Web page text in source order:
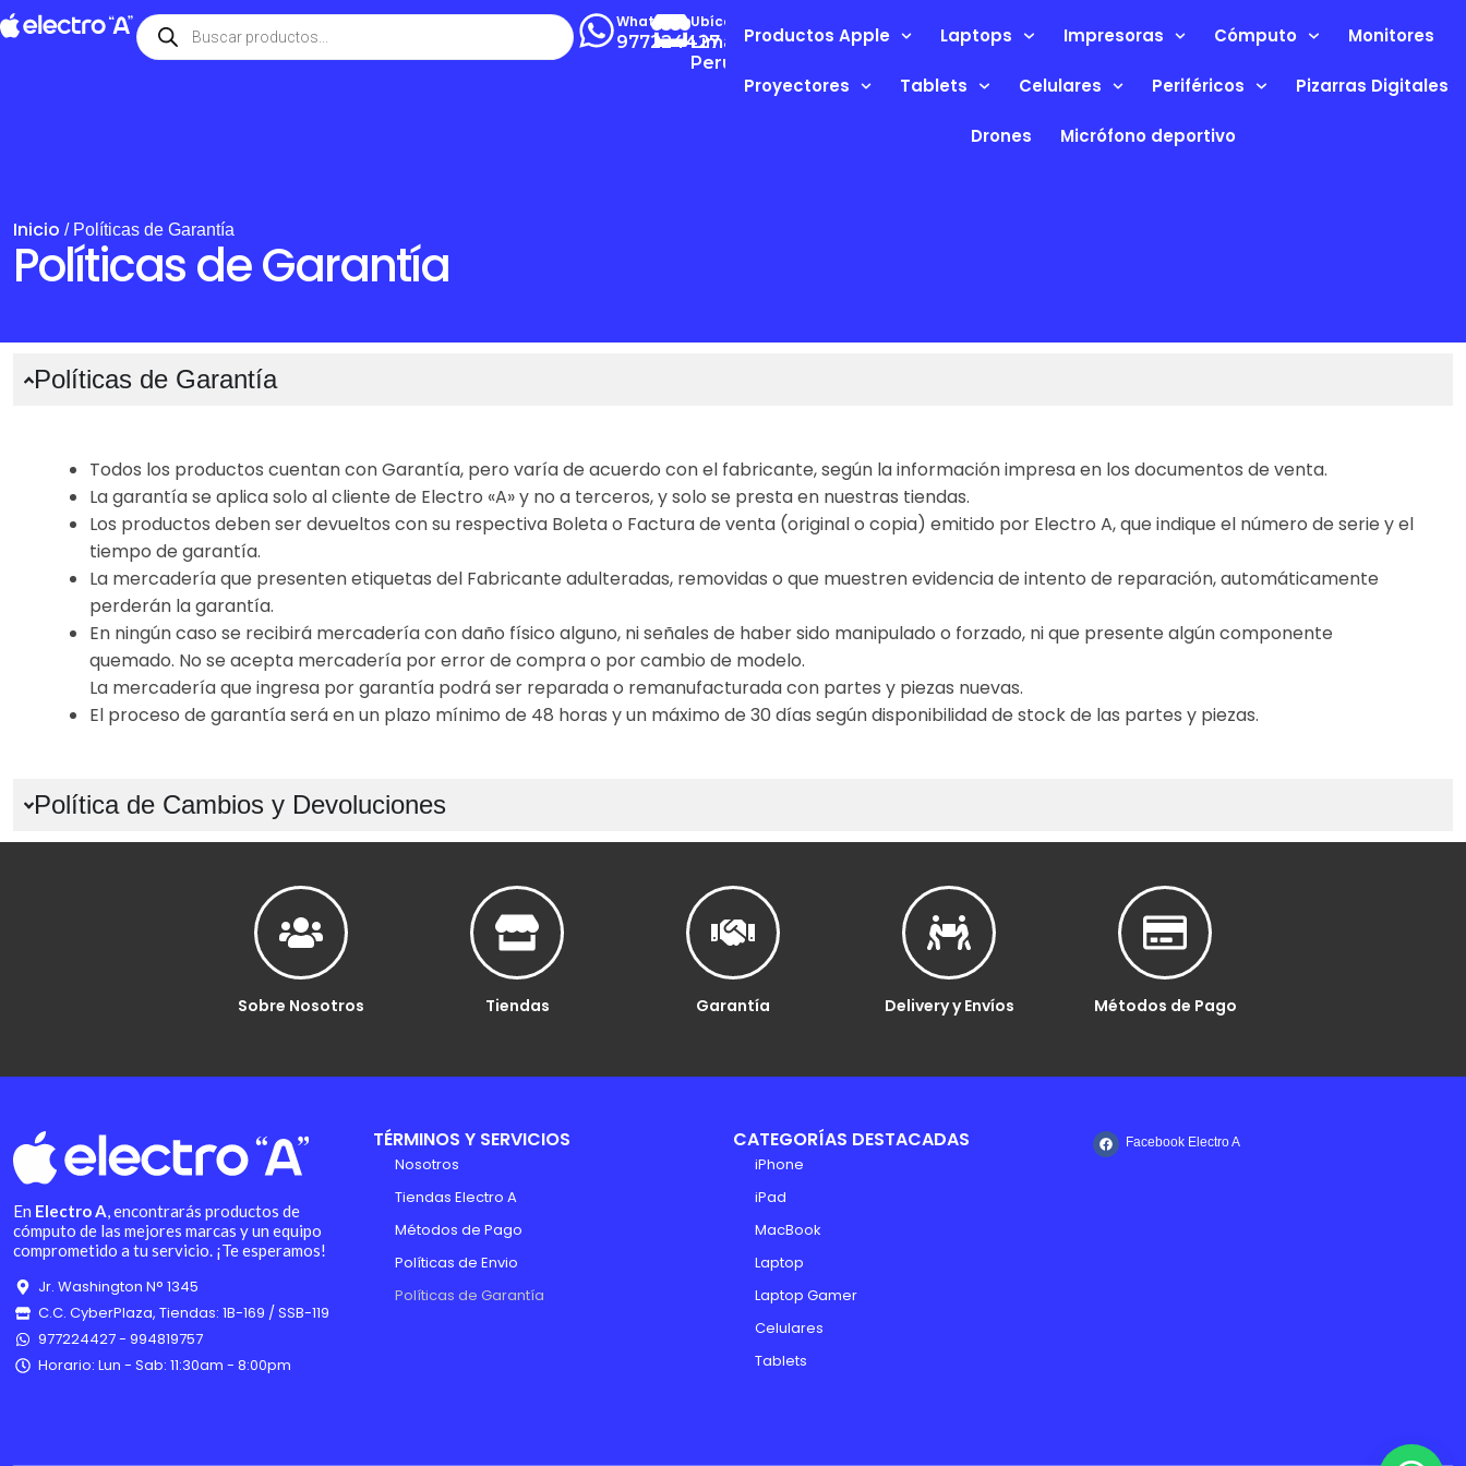
Whatsapp
977224427
Ubícanos
Lima-
Perú
Productos Apple Laptops Impresoras Cómputo Monitores
Proyectores Tablets Celulares Periféricos Pizarras Digitales
Drones Micrófono deportivo
Inicio / Políticas de Garantía
Políticas de Garantía
Políticas de Garantía
Todos los productos cuentan con Garantía, pero varía de acuerdo con el fabricante, según la información impresa en los documentos de venta.
La garantía se aplica solo al cliente de Electro «A» y no a terceros, y solo se presta en nuestras tiendas.
Los productos deben ser devueltos con su respectiva Boleta o Factura de venta (original o copia) emitido por Electro A, que indique el número de serie y el
tiempo de garantía.
La mercadería que presenten etiquetas del Fabricante adulteradas, removidas o que muestren evidencia de intento de reparación, automáticamente
perderán la garantía.
En ningún caso se recibirá mercadería con daño físico alguno, ni señales de haber sido manipulado o forzado, ni que presente algún componente
quemado. No se acepta mercadería por error de compra o por cambio de modelo.
La mercadería que ingresa por garantía podrá ser reparada o remanufacturada con partes y piezas nuevas.
El proceso de garantía será en un plazo mínimo de 48 horas y un máximo de 30 días según disponibilidad de stock de las partes y piezas.
Política de Cambios y Devoluciones
Sobre Nosotros Tiendas Garantía Delivery y Envíos Métodos de Pago
En Electro A, encontrarás productos de
cómputo de las mejores marcas y un equipo
comprometido a tu servicio. ¡Te esperamos!
Jr. Washington N° 1345
C.C. CyberPlaza, Tiendas: 1B-169 / SSB-119
977224427 - 994819757
Horario: Lun - Sab: 11:30am - 8:00pm
TÉRMINOS Y SERVICIOS
Nosotros
Tiendas Electro A
Métodos de Pago
Políticas de Envio
Políticas de Garantía
CATEGORÍAS DESTACADAS
iPhone
iPad
MacBook
Laptop
Laptop Gamer
Celulares
Tablets
Facebook Electro A